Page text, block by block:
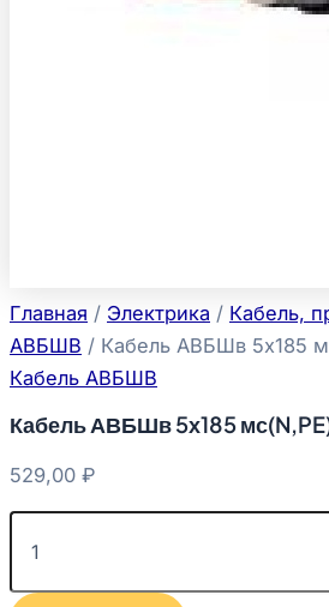
Главная / Электрика / Кабель,
АВБШВ / Кабель АВБШв 5х185
Кабель АВБШВ
Кабель АВБШв 5х185
529,00 ₽